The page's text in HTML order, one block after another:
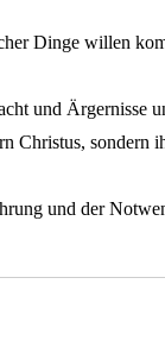
Dinge willen
und Ärgernisse
Christus, sondern
und der